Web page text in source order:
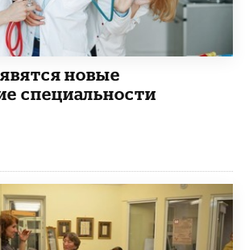
новые
специальности